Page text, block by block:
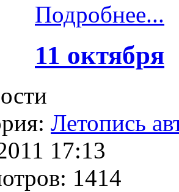
Подробнее...
11 октября
Летопись
17:13
1414